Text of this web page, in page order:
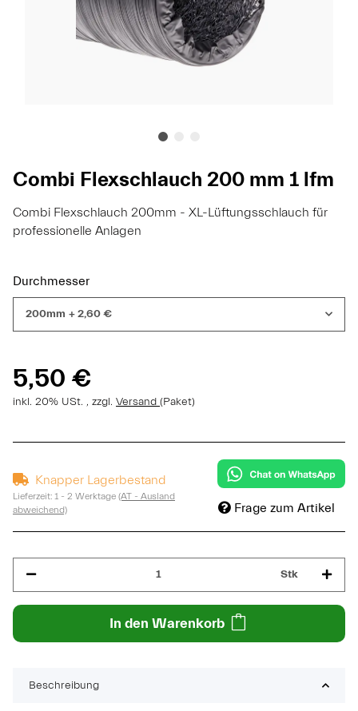
Combi Flexschlauch 200 mm 1 lfm
Combi Flexschlauch 200mm - XL-Lüftungsschlauch für
professionelle Anlagen
Durchmesser
200mm + 2,60 €
5,50 €
inkl. 20% USt. , zzgl. Versand (Paket)
Knapper Lagerbestand
Lieferzeit: 1 - 2 Werktage (AT - Ausland
abweichend)
Frage zum Artikel
Stk
In den Warenkorb
Beschreibung